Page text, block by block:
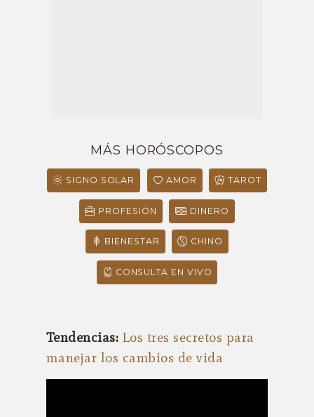
MÁS HORÓSCOPOS
SIGNO SOLAR AMOR TAROT
PROFESIÓN DINERO
BIENESTAR CHINO
CONSULTA EN VIVO
Tendencias: Los tres secretos para
manejar los cambios de vida